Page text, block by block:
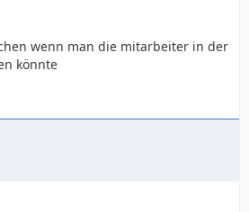
wenn man die mitarbeiter in der
könnte